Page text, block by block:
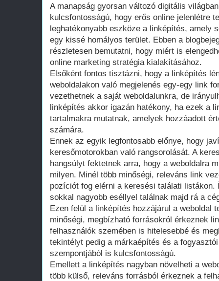
A manapság gyorsan változó digitális
kulcsfontosságú, hogy erős online jelenlétre
leghatékonyabb eszköze a linképítés, amely
egy kissé homályos terület. Ebben a
részletesen bemutatni, hogy miért is
online marketing stratégia kialakításához.
Elsőként fontos tisztázni, hogy a linképítés
weboldalakon való megjelenés egy-egy link
vezethetnek a saját weboldalunkra, de
linképítés akkor igazán hatékony, ha ezek a
tartalmakra mutatnak, amelyek hozzáadott
számára.
Ennek az egyik legfontosabb előnye, hogy
keresőmotorokban való rangsorolását. A
hangsúlyt fektetnek arra, hogy a weboldalra
milyen. Minél több minőségi, releváns link
pozíciót fog elérni a keresési találati listákon.
sokkal nagyobb eséllyel találnak majd rá a
Ezen felül a linképítés hozzájárul a weboldal
minőségi, megbízható forrásokról érkeznek
felhasználók szemében is hitelesebbé és
tekintélyt pedig a márkaépítés és a
szempontjából is kulcsfontosságú.
Emellett a linképítés nagyban növelheti a
több külső, releváns forrásból érkeznek a